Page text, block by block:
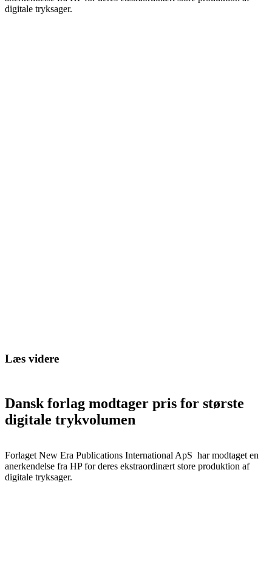
digitale tryksager.
Læs videre
Dansk forlag modtager pris for største
digitale trykvolumen
Forlaget New Era Publications International ApS har modtaget en
anerkendelse fra HP for deres ekstraordinært store produktion af
digitale tryksager.